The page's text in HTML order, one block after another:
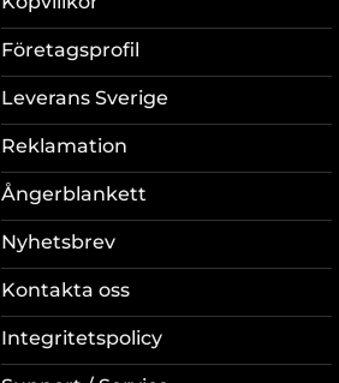
Företagsprofil
Leverans Sverige
Reklamation
Ångerblankett
Nyhetsbrev
Kontakta oss
Integritetspolicy